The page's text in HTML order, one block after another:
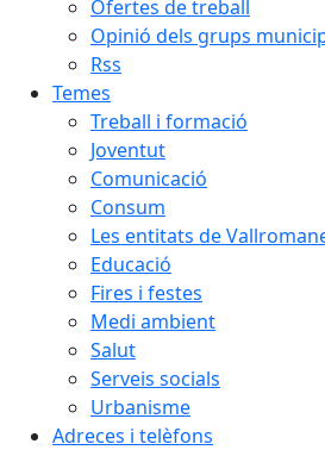
Ofertes de treball
Opinió dels grups
Rss
Temes
Treball i formació
Joventut
Comunicació
Consum
Les entitats de
Educació
Fires i festes
Medi ambient
Salut
Serveis socials
Urbanisme
Adreces i telèfons